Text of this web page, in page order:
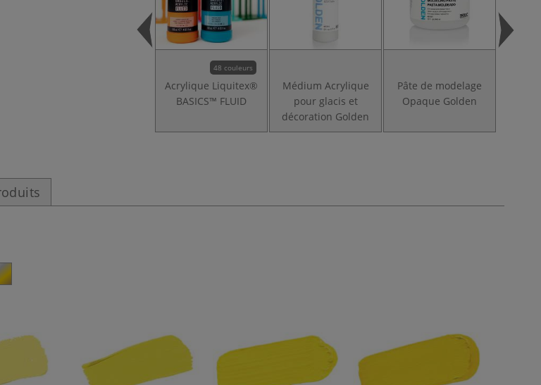
48 couleurs
Acrylique Liquitex®
BASICS™ FLUID
Médium Acrylique
pour glacis et
décoration Golden
Pâte de modelage
Opaque Golden